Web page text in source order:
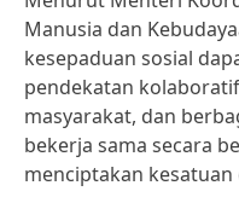
Manusia dan
kesepaduan sosial
pendekatan
masyarakat, dan
bekerja sama secara
menciptakan kesatuan